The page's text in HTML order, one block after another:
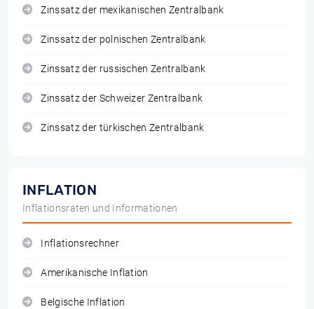
Zinssatz der mexikanischen Zentralbank
Zinssatz der polnischen Zentralbank
Zinssatz der russischen Zentralbank
Zinssatz der Schweizer Zentralbank
Zinssatz der türkischen Zentralbank
INFLATION
Inflationsraten und Informationen
Inflationsrechner
Amerikanische Inflation
Belgische Inflation